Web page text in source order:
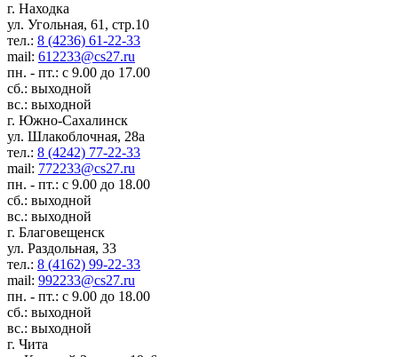
г. Находка
ул. Угольная, 61, стр.10
тел.: 8 (4236) 61-22-33
mail: 612233@cs27.ru
пн. - пт.: с 9.00 до 17.00
сб.: выходной
вс.: выходной
г. Южно-Сахалинск
ул. Шлакоблочная, 28а
тел.: 8 (4242) 77-22-33
mail: 772233@cs27.ru
пн. - пт.: с 9.00 до 18.00
сб.: выходной
вс.: выходной
г. Благовещенск
ул. Раздольная, 33
тел.: 8 (4162) 99-22-33
mail: 992233@cs27.ru
пн. - пт.: с 9.00 до 18.00
сб.: выходной
вс.: выходной
г. Чита